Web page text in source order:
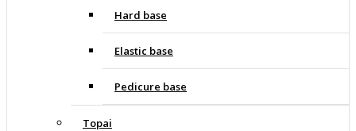
Hard base
Elastic base
Pedicure base
Topai